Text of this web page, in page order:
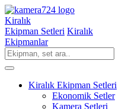
Kiralık
Ekipman Setleri Kiralık
Ekipmanlar
Kiralık Ekipman Setleri
Ekonomik Setler
Kamera Setleri